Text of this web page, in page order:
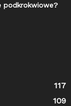
podkrokwiowe?
117
109